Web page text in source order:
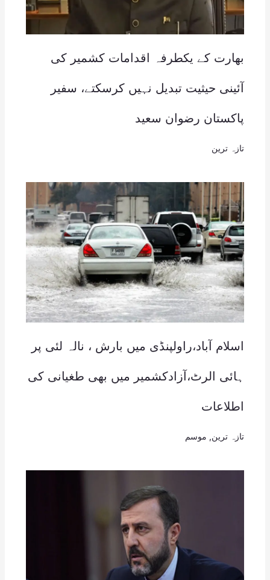
بھارت کے یکطرفہ اقدامات کشمیر کی
آئینی حیثیت تبدیل نہیں کرسکتے، سفیر
پاکستان رضوان سعید
تازہ ترین
اسلام آباد،راولپنڈی میں بارش ، نالہ لئی پر
ہائی الرٹ،آزادکشمیر میں بھی طغیانی کی
اطلاعات
تازہ ترین موسم